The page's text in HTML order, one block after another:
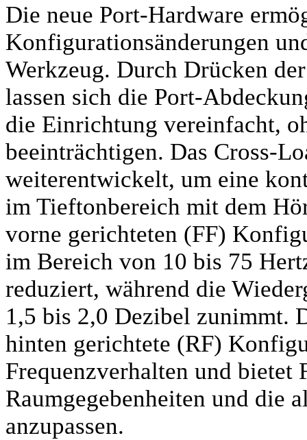
Die neue Port-Hardware
Konfigurationsänderungen
Werkzeug. Durch Drücken
lassen sich die Port-
die Einrichtung vereinfacht,
beeinträchtigen. Das Cross-
weiterentwickelt, um eine
im Tieftonbereich mit dem
vorne gerichteten (FF)
im Bereich von 10 bis 75
reduziert, während die
1,5 bis 2,0 Dezibel zunimmt.
hinten gerichtete (RF)
Frequenzverhalten und
Raumgegebenheiten und die
anzupassen.